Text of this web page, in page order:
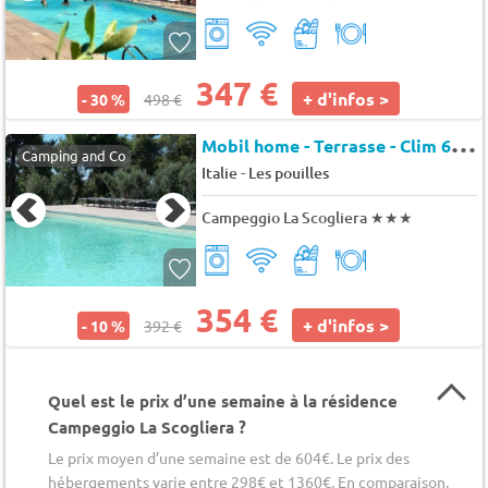
- 30 % 498 € 347 € + d'infos >
Camping and Co M
obil home - Terrasse - Clim 6 pers.
Italie- Les pouilles
Campeggio La Scogliera ★★★
- 10 % 392 € 354 € + d'infos >
Quel est le prix d’une semaine à la résidence
Campeggio La Scogliera ?
Le prix moyen d’une semaine est de 604€. Le prix des
hébergements varie entre 298€ et 1360€. En comparaison,